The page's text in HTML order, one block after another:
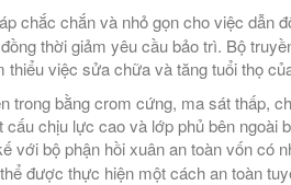
chắc chắn và nhỏ gọn cho việc dẫn
thời giảm yêu cầu bảo trì. Bộ
việc sửa chữa và tăng tuổi thọ
bằng crom cứng, ma sát thấp,
chịu lực cao và lớp phủ bên ngoài
với bộ phận hồi xuân an toàn vốn có
được thực hiện một cách an toàn